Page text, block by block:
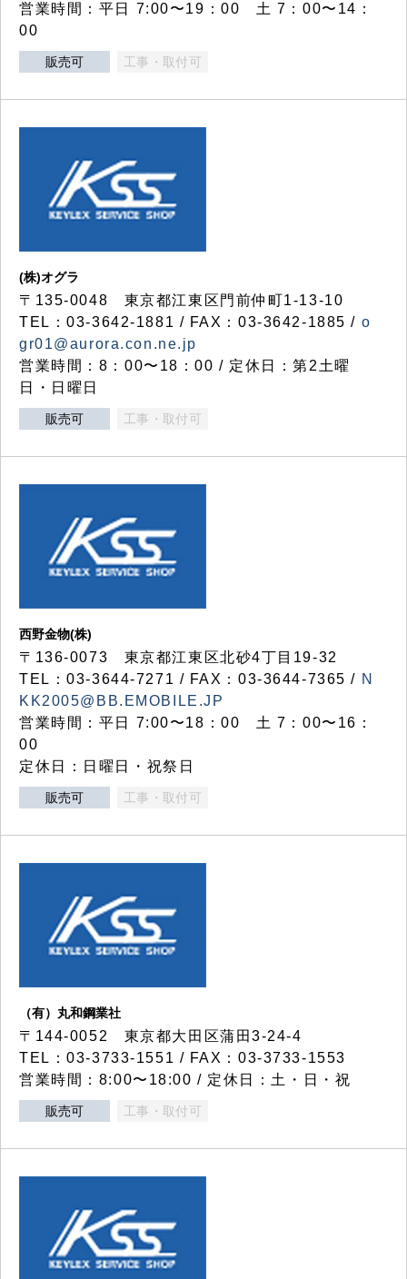
営業時間：平日 7:00〜19：00 土 7：00〜14：
00
販売可 工事・取付可
(株)オグラ
〒135-0048 東京都江東区門前仲町1-13-10
TEL：03-3642-1881 / FAX：03-3642-1885 / o
gr01@aurora.con.ne.jp
営業時間：8：00〜18：00 / 定休日：第2土曜
日・日曜日
販売可 工事・取付可
西野金物(株)
〒136-0073 東京都江東区北砂4丁目19-32
TEL：03‐3644‐7271 / FAX：03-3644-7365 / N
KK2005@BB.EMOBILE.JP
営業時間：平日 7:00〜18：00 土 7：00〜16：
00
定休日：日曜日・祝祭日
販売可 工事・取付可
（有）丸和鋼業社
〒144-0052 東京都大田区蒲田3-24-4
TEL：03-3733-1551 / FAX：03-3733-1553
営業時間：8:00〜18:00 / 定休日：土・日・祝
販売可 工事・取付可